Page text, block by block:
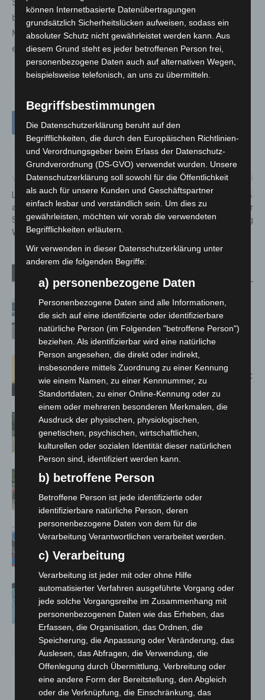
besteht ein Netzwerk mit Partnern in Tunesien und
Marokko, die sich ebenfalls für den Erhalt der Art
engagieren.
Vorheriger Artikel
Lebensgefährlicher Angriff
auf A2: Ast zerschlägt
Scheibe eines fahrenden
Wohnmobils
Nächster Artikel
Sahlkamp: Küchenbrand im 5.
Obergeschoss – Feuerwehr
verhindert Ausbreitung
Niedersachsen: Feuerwehrkräfte
kehren nach Waldbrandeinsatz aus
Spanien zurück
Hannover: Erste Tigermücken-
Population in Niedersachsen entdeckt
Brand im „Haus der Begegnung“ in
Neuwarmbüchen schnell eingedämmt
Region Hannover: 21 neue
Kreuz
Mann läuft mit Hockeyschläger über
Anklage nach Abschaltung von
„Archetyp Market“ erhoben
können Internetbasierte Datenübertragungen
grundsätzlich Sicherheitslücken aufweisen, sodass ein
absoluter Schutz nicht gewährleistet werden kann. Aus
diesem Grund steht es jeder betroffenen Person frei,
personenbezogene Daten auch auf alternativen Wegen,
beispielsweise telefonisch, an uns zu übermitteln.
Begriffsbestimmungen
Die Datenschutzerklärung beruht auf den
Begrifflichkeiten, die durch den Europäischen Richtlinien-
und Verordnungsgeber beim Erlass der Datenschutz-
Grundverordnung (DS-GVO) verwendet wurden. Unsere
Datenschutzerklärung soll sowohl für die Öffentlichkeit
als auch für unsere Kunden und Geschäftspartner
einfach lesbar und verständlich sein. Um dies zu
gewährleisten, möchten wir vorab die verwendeten
Begrifflichkeiten erläutern.
Wir verwenden in dieser Datenschutzerklärung unter
anderem die folgenden Begriffe:
a) personenbezogene Daten
Personenbezogene Daten sind alle Informationen,
die sich auf eine identifizierte oder identifizierbare
natürliche Person (im Folgenden "betroffene Person")
beziehen. Als identifizierbar wird eine natürliche
Person angesehen, die direkt oder indirekt,
insbesondere mittels Zuordnung zu einer Kennung
wie einem Namen, zu einer Kennnummer, zu
Standortdaten, zu einer Online-Kennung oder zu
einem oder mehreren besonderen Merkmalen, die
Ausdruck der physischen, physiologischen,
genetischen, psychischen, wirtschaftlichen,
kulturellen oder sozialen Identität dieser natürlichen
Person sind, identifiziert werden kann.
b) betroffene Person
Betroffene Person ist jede identifizierte oder
identifizierbare natürliche Person, deren
personenbezogene Daten von dem für die
Verarbeitung Verantwortlichen verarbeitet werden.
c) Verarbeitung
Verarbeitung ist jeder mit oder ohne Hilfe
automatisierter Verfahren ausgeführte Vorgang oder
jede solche Vorgangsreihe im Zusammenhang mit
personenbezogenen Daten wie das Erheben, das
Erfassen, die Organisation, das Ordnen, die
Speicherung, die Anpassung oder Veränderung, das
Auslesen, das Abfragen, die Verwendung, die
Offenlegung durch Übermittlung, Verbreitung oder
eine andere Form der Bereitstellung, den Abgleich
oder die Verknüpfung, die Einschränkung, das